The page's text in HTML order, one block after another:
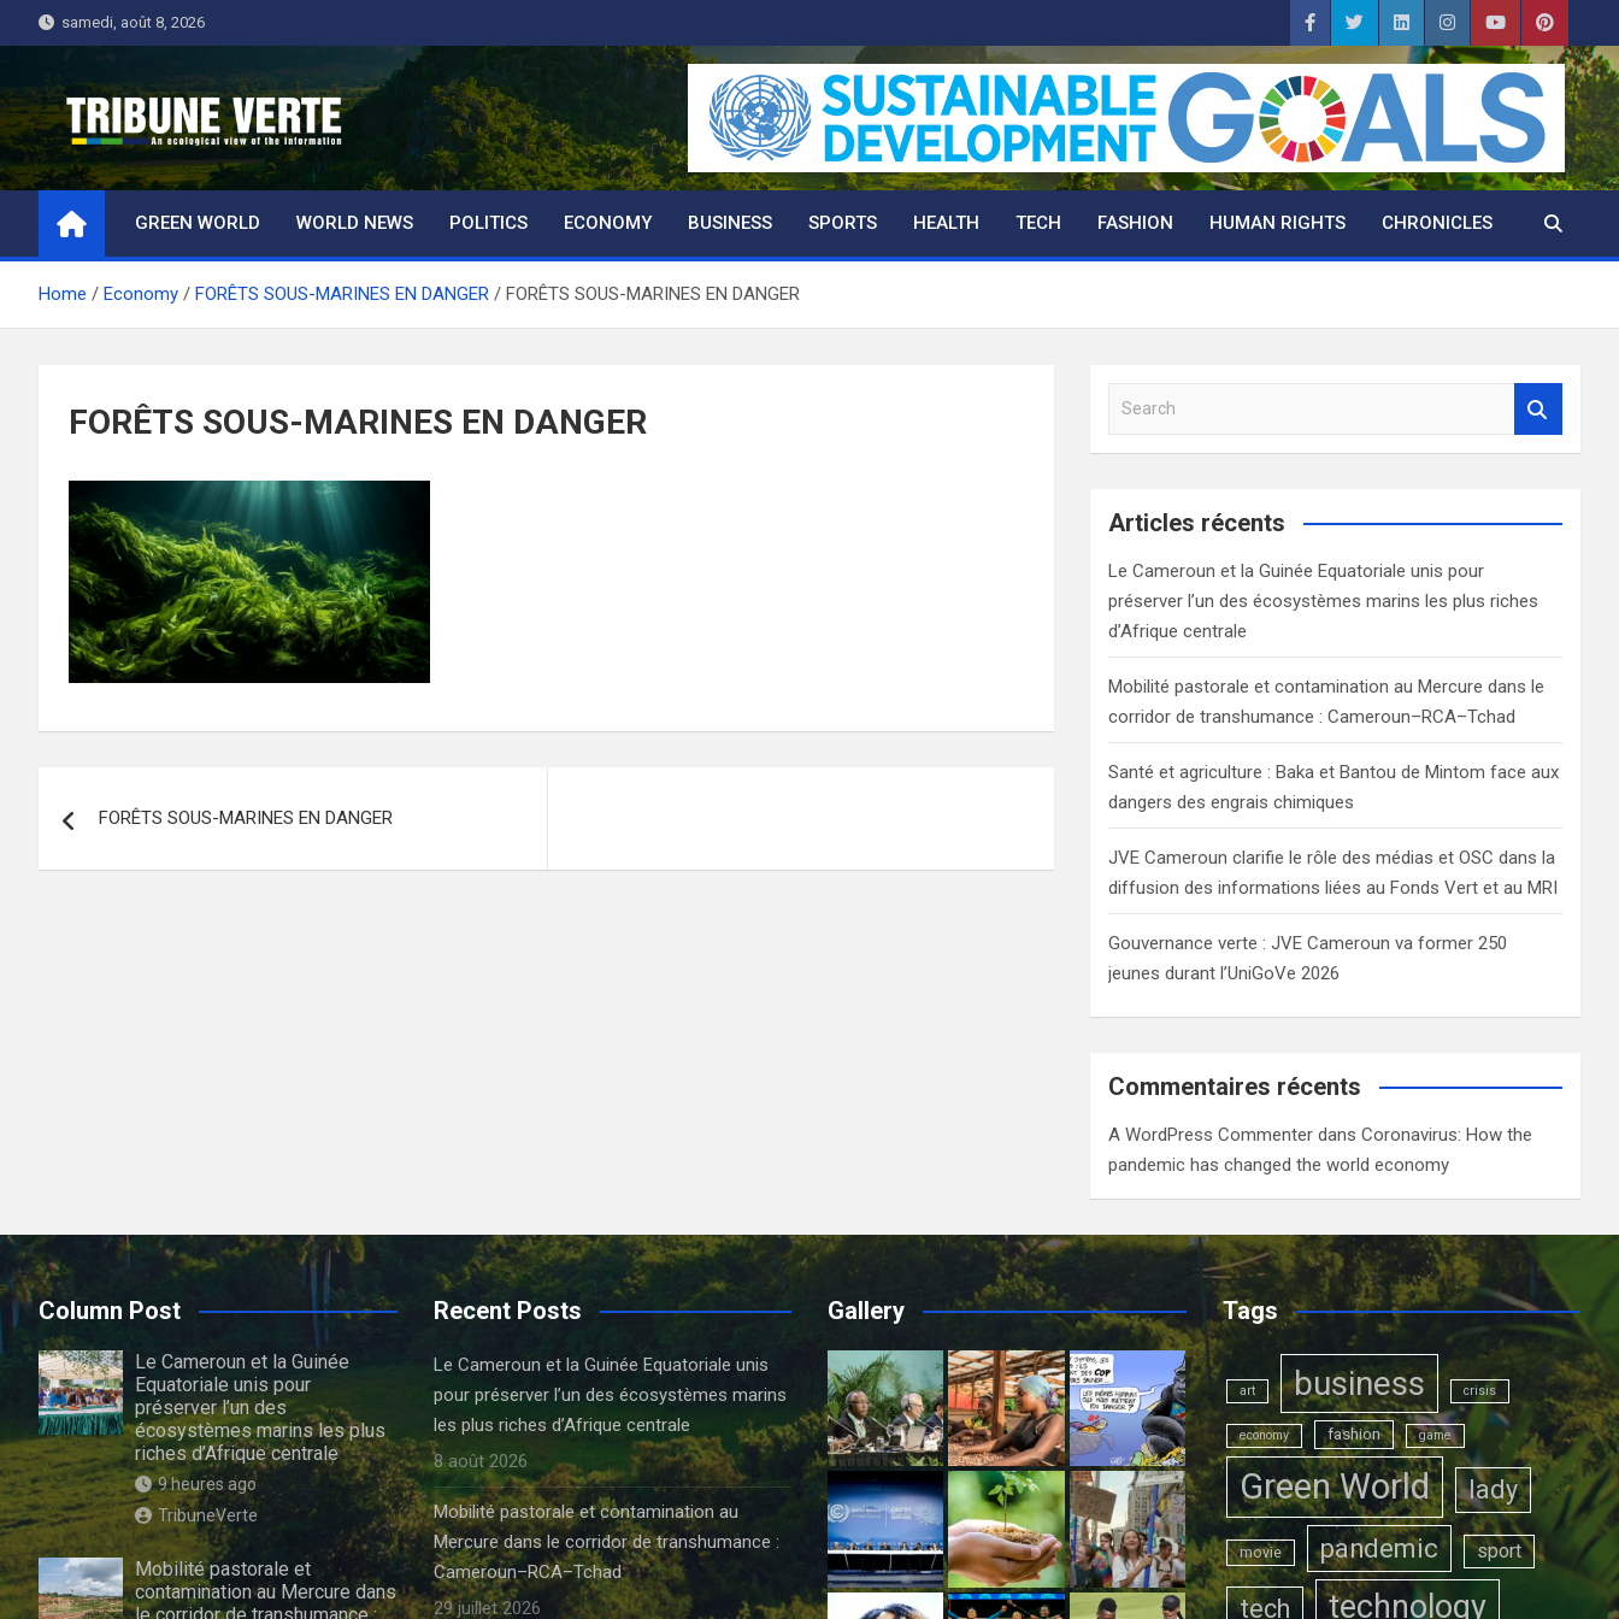
to
samedi, août 8, 2026
Tribune Verte
Un regard écologique de l'information
GREEN WORLD WORLD NEWS POLITICS ECONOMY BUSINESS SPORTS HEALTH TECH FASHION HUMAN RIGHTS CHRONICLES
Home Economy FORÊTS SOUS-MARINES EN DANGER FORÊTS SOUS-MARINES EN DANGER
FORÊTS SOUS-MARINES EN DANGER
de
FORÊTS SOUS-MARINES EN DANGER
a
c
Articles récents
Le Cameroun et la Guinée Equatoriale unis pour
préserver l’un des écosystèmes marins les plus riches
d’Afrique centrale
Mobilité pastorale et contamination au Mercure dans le
corridor de transhumance : Cameroun–RCA–Tchad
Santé et agriculture : Baka et Bantou de Mintom face aux
dangers des engrais chimiques
JVE Cameroun clarifie le rôle des médias et OSC dans la
diffusion des informations liées au Fonds Vert et au MRI
Gouvernance verte : JVE Cameroun va former 250
jeunes durant l’UniGoVe 2026
Commentaires récents
A WordPress Commenter dansCoronavirus: How the
pandemic has changed the world economy
Column Post
Le Cameroun et la Guinée
Equatoriale unis pour
préserver l’un des
écosystèmes marins les plus
riches d’Afrique centrale
9 heures ago
TribuneVerte
Mobilité pastorale et
contamination au Mercure dans
Recent Posts
Le Cameroun et la Guinée Equatoriale unis
pour préserver l’un des écosystèmes marins
les plus riches d’Afrique centrale
8 août 2026
Mobilité pastorale et contamination au
Mercure dans le corridor de transhumance :
Cameroun–RCA–Tchad
29 juillet 2026
Gallery Tags
art business crisis
economy fashion game
Green World lady
movie pandemic sport
tech technology